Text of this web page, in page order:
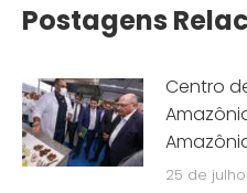
Postagens
Centro
25 de